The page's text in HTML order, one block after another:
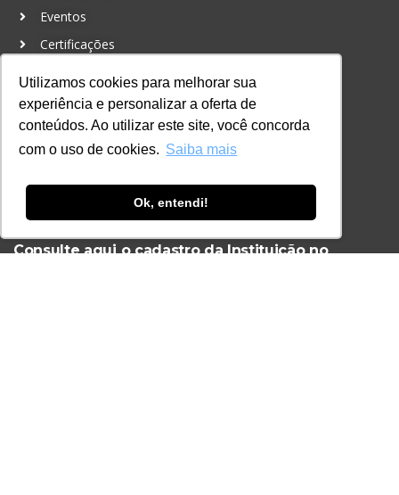
Utilizamos cookies para melhorar sua
experiência e personalizar a oferta de
conteúdos. Ao utilizar este site, você concorda
com o uso de cookies. Saiba mais
Ok, entendi!
Eventos
Certificações
CONTATO
+55 11 3259-2837
+55 11 98924-8322
Ferramenta Antifraude
Consulte aqui o cadastro da Instituição no